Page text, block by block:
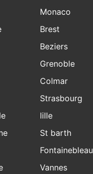
Monaco
Brest
Beziers
Grenoble
Colmar
Strasbourg
lille
St barth
Fontainebleau
Vannes